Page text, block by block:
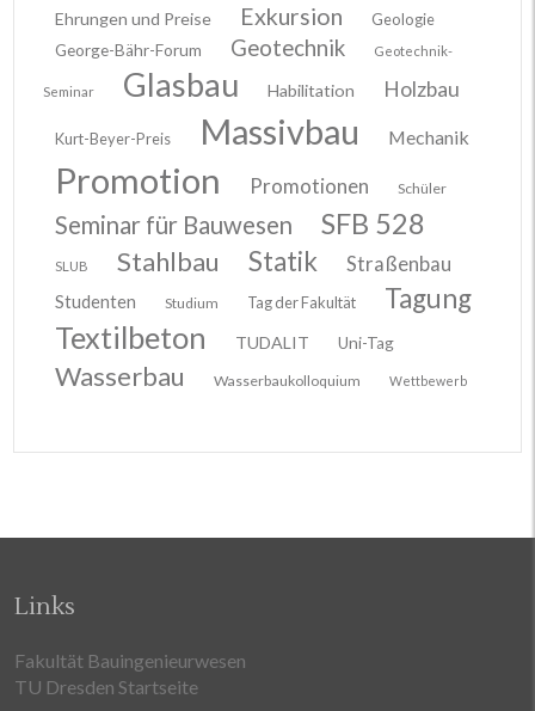
Ehrungen und Preise Exkursion
Geologie
George-Bähr-Forum
Geotechnik Geotechnik-
Seminar Glasbau Habilitation Holzbau
Kurt-Beyer-Preis Massivbau Mechanik
Promotion Promotionen Schüler
Seminar für Bauwesen SFB 528
SLUB Stahlbau Statik Straßenbau
Studenten Studium Tag der Fakultät Tagung
Textilbeton TUDALIT Uni-Tag
Wasserbau Wasserbaukolloquium Wettbewerb
Links
Fakultät Bauingenieurwesen
TU Dresden Startseite